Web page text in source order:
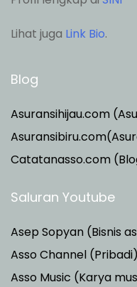
Lihat juga Link Bio.
Blog
Asuransihijau.com
Catatanasso.com
Saluran Youtube
Asep Sopyan (Bisnis
Asso Channel (Pribadi)
Asso Music (Karya